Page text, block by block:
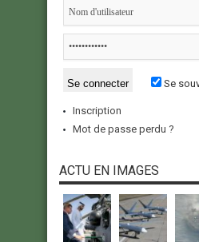
Se
Inscription
Mot de passe perdu ?
ACTU EN IMAGES